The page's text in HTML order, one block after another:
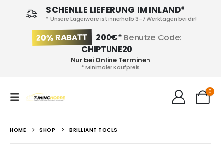
SCHENLLE LIEFERUNG IM INLAND*
* Unsere Lagerware ist innerhalb 3-7 Werktagen bei dir!
20% RABATT 200€* Benutze Code:
CHIPTUNE20
Nur bei Online Terminen
* Minimaler Kaufpreis
0
HOME SHOP BRILLIANT TOOLS